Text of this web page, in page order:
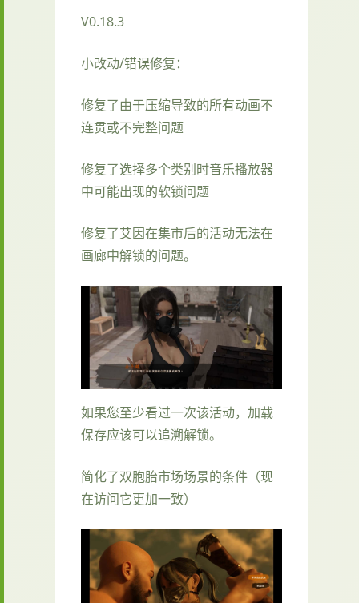
V0.18.3
小改动/错误修复：
修复了由于压缩导致的所有动画不
连贯或不完整问题
修复了选择多个类别时音乐播放器
中可能出现的软锁问题
修复了艾因在集市后的活动无法在
画廊中解锁的问题。
如果您至少看过一次该活动，加载
保存应该可以追溯解锁。
简化了双胞胎市场场景的条件（现
在访问它更加一致）